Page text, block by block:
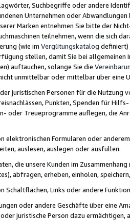
Suchbegriffe oder andere
Unternehmen oder
Marken entnehmen Sie bitte der
teilnehmen, wenn die sich
(wie im Vergütungskatalog definiert)
stellen, damit Sie bei
auftauchen, solange Sie die
unmittelbar oder mittelbar über eine
juristischen Personen für die Nutzung
Punkten, Spenden für
oder Treueprogramme auflegen, die
elektronischen Formularen oder
auslesen, auslegen oder ausfüllen.
die unsere Kunden im
abfragen, erheben, einholen,
Schaltflächen, Links oder andere
oder andere Geschäfte über eine
juristische Person dazu